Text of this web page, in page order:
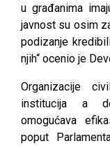
u građanima
javnost su osim
podizanje
njih“ ocenio je
Organizacije
institucija a
omogućava
poput